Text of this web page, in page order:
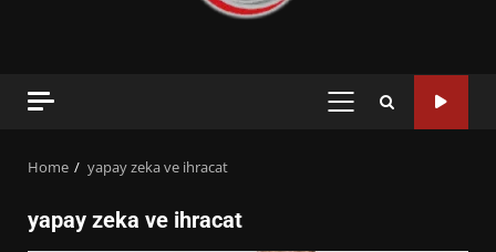
PRIMARY
Home yapay zeka ve ihracat
yapay zeka ve ihracat